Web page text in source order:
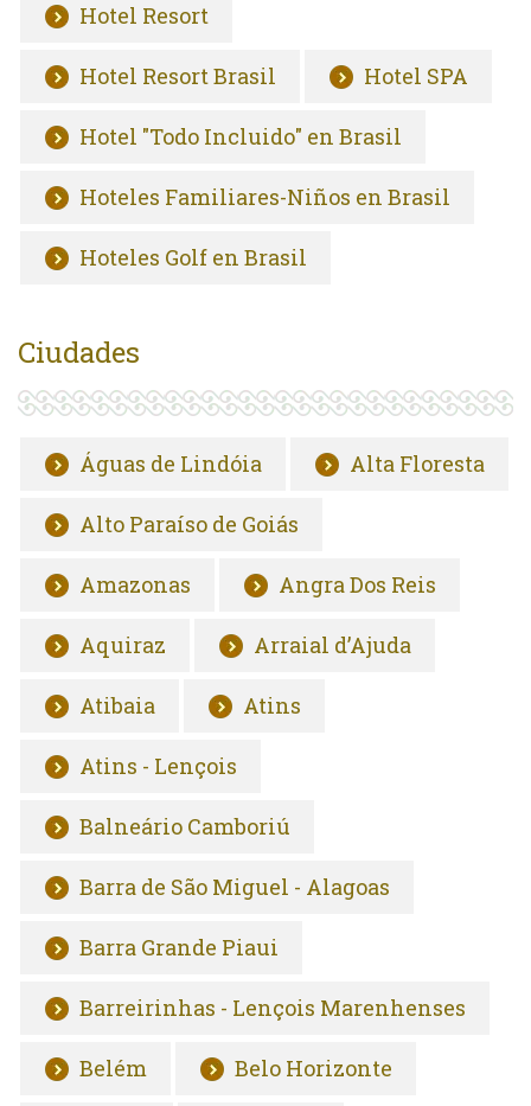
Hotel Resort
Hotel Resort Brasil Hotel SPA
Hotel "Todo Incluido" en Brasil
Hoteles Familiares-Niños en Brasil
Hoteles Golf en Brasil
Ciudades
Águas de Lindóia Alta Floresta
Alto Paraíso de Goiás
Amazonas Angra Dos Reis
Aquiraz Arraial d’Ajuda
Atibaia Atins
Atins - Lençois
Balneário Camboriú
Barra de São Miguel - Alagoas
Barra Grande Piaui
Barreirinhas - Lençois Marenhenses
Belém Belo Horizonte